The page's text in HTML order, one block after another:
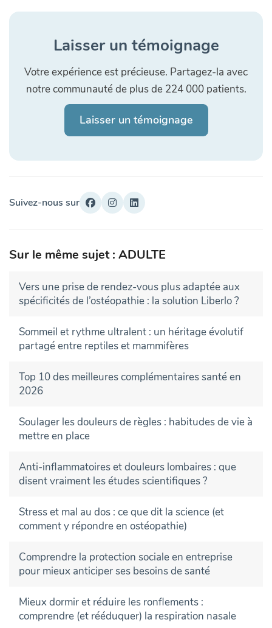
Laisser un témoignage
Votre expérience est précieuse. Partagez-la avec
notre communauté de plus de 224 000 patients.
Laisser un témoignage
Suivez-nous sur
Sur le même sujet : ADULTE
Vers une prise de rendez-vous plus adaptée aux
spécificités de l’ostéopathie : la solution Liberlo ?
Sommeil et rythme ultralent : un héritage évolutif
partagé entre reptiles et mammifères
Top 10 des meilleures complémentaires santé en
2026
Soulager les douleurs de règles : habitudes de vie à
mettre en place
Anti-inflammatoires et douleurs lombaires : que
disent vraiment les études scientifiques ?
Stress et mal au dos : ce que dit la science (et
comment y répondre en ostéopathie)
Comprendre la protection sociale en entreprise
pour mieux anticiper ses besoins de santé
Mieux dormir et réduire les ronflements :
comprendre (et rééduquer) la respiration nasale